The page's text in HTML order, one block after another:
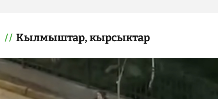
Кылмыштар, кырсыктар